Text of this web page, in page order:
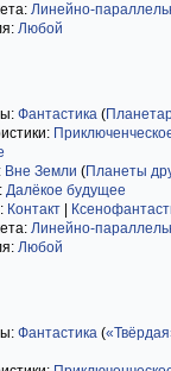
Линейно-
Любой
Фантастика (
Вне Земли (Планеты
Далёкое будущее
Контакт
Линейно-
Любой
Фантастика (